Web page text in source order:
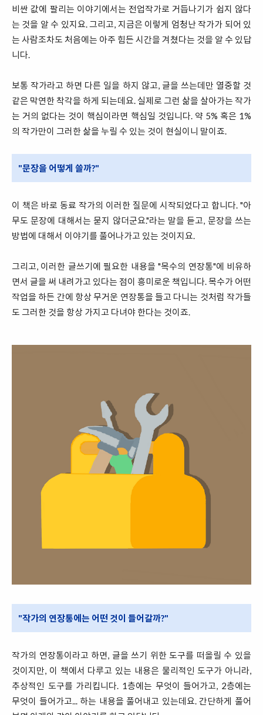
비싼 값에 팔리는 이야기에서는 전업작가로 거듭나기가 쉽지 않다
는 것을 알 수 있지요. 그리고, 지금은 이렇게 엄청난 작가가 되어 있
는 사람조차도 처음에는 아주 힘든 시간을 겨쳤다는 것을 알 수 있답
니다.
보통 작가라고 하면 다른 일을 하지 않고, 글을 쓰는데만 열중할 것
같은 막연한 착각을 하게 되는데요. 실제로 그런 삶을 살아가는 작가
는 거의 없다는 것이 핵심이라면 핵심일 것입니다. 약 5% 혹은 1%
의 작가만이 그러한 삶을 누릴 수 있는 것이 현실이니 말이죠.
"문장을 어떻게 쓸까?"
이 책은 바로 동료 작가의 이러한 질문에 시작되었다고 합니다. "아
무도 문장에 대해서는 묻지 않더군요."라는 말을 듣고, 문장을 쓰는
방법에 대해서 이야기를 풀어나가고 있는 것이지요.
그리고, 이러한 글쓰기에 필요한 내용을 "목수의 연장통"에 비유하
면서 글을 써 내려가고 있다는 점이 흥미로운 책입니다. 목수가 어떤
작업을 하든 간에 항상 무거운 연장통을 들고 다니는 것처럼 작가들
도 그러한 것을 항상 가지고 다녀야 한다는 것이죠.
"작가의 연장통에는 어떤 것이 들어갈까?"
작가의 연장통이라고 하면, 글을 쓰기 위한 도구를 떠올릴 수 있을
것이지만, 이 책에서 다루고 있는 내용은 물리적인 도구가 아니라,
추상적인 도구를 가리킵니다. 1층에는 무엇이 들어가고, 2층에는
무엇이 들어가고... 하는 내용을 풀어내고 있는데요. 간단하게 풀어